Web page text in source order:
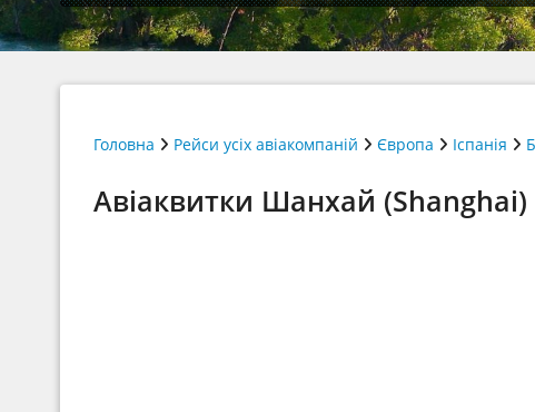
Головна Рейси усіх авіакомпаній Європа Іспанія
Авіаквитки Шанхай